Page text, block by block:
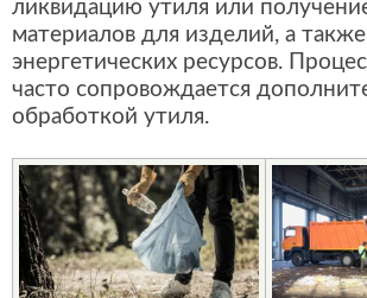
ликвидацию утиля или
материалов для изделий, а также
энергетических ресурсов.
часто сопровождается
обработкой утиля.